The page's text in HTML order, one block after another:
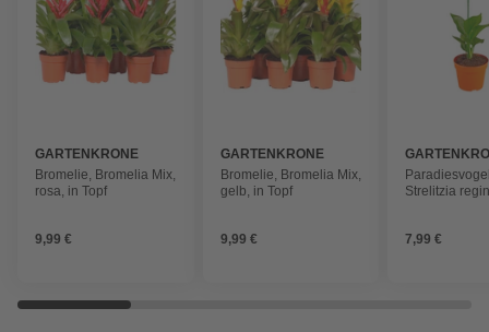
GARTENKRONE
Bromelie, Bromelia Mix,
rosa, in Topf
9,99 €
GARTENKRONE
Bromelie, Bromelia Mix,
gelb, in Topf
9,99 €
Strelitzia
7,99 €